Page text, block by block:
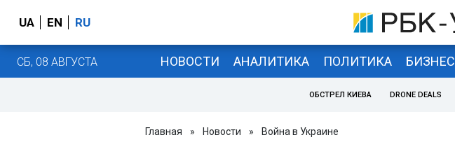
UA EN RU
СБ, 08 АВГУСТА НОВОСТИ АНАЛИТИКА ПОЛИТИКА БИЗНЕС
ОБСТРЕЛ КИЕВА DRONE DEALS
Главная » Новости » Война в Украине